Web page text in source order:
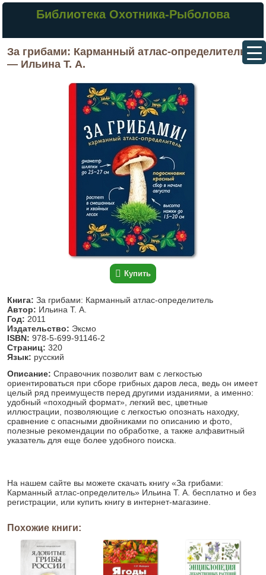
Библиотека Охотника-Рыболова
За грибами: Карманный атлас-определитель
— Ильина Т. А.
Купить
Книга: За грибами: Карманный атлас-определитель
Автор: Ильина Т. А.
Год: 2011
Издательство: Эксмо
ISBN: 978-5-699-91146-2
Страниц: 320
Язык: русский
Описание: Справочник позволит вам с легкостью
ориентироваться при сборе грибных даров леса, ведь он имеет
целый ряд преимуществ перед другими изданиями, а именно:
удобный «походный формат», легкий вес, цветные
иллюстрации, позволяющие с легкостью опознать находку,
сравнение с опасными двойниками по описанию и фото,
полезные рекомендации по обработке, а также алфавитный
указатель для еще более удобного поиска.
На нашем сайте вы можете скачать книгу «За грибами:
Карманный атлас-определитель» Ильина Т. А. бесплатно и без
регистрации, или купить книгу в интернет-магазине.
Похожие книги: